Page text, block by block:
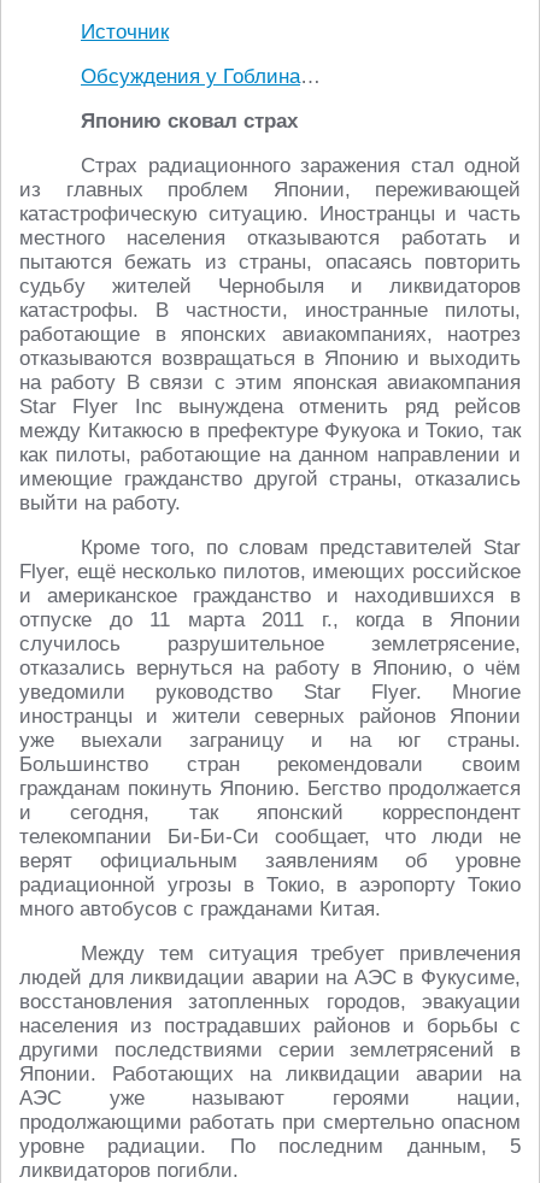
Источник
Обсуждения у Гоблина…
Японию сковал страх
Страх радиационного заражения стал одной
из главных проблем Японии, переживающей
катастрофическую ситуацию. Иностранцы и часть
местного населения отказываются работать и
пытаются бежать из страны, опасаясь повторить
судьбу жителей Чернобыля и ликвидаторов
катастрофы. В частности, иностранные пилоты,
работающие в японских авиакомпаниях, наотрез
отказываются возвращаться в Японию и выходить
на работу В связи с этим японская авиакомпания
Star Flyer Inc вынуждена отменить ряд рейсов
между Китакюсю в префектуре Фукуока и Токио, так
как пилоты, работающие на данном направлении и
имеющие гражданство другой страны, отказались
выйти на работу.
Кроме того, по словам представителей Star
Flyer, ещё несколько пилотов, имеющих российское
и американское гражданство и находившихся в
отпуске до 11 марта 2011 г., когда в Японии
случилось разрушительное землетрясение,
отказались вернуться на работу в Японию, о чём
уведомили руководство Star Flyer. Многие
иностранцы и жители северных районов Японии
уже выехали заграницу и на юг страны.
Большинство стран рекомендовали своим
гражданам покинуть Японию. Бегство продолжается
и сегодня, так японский корреспондент
телекомпании Би-Би-Си сообщает, что люди не
верят официальным заявлениям об уровне
радиационной угрозы в Токио, в аэропорту Токио
много автобусов с гражданами Китая.
Между тем ситуация требует привлечения
людей для ликвидации аварии на АЭС в Фукусиме,
восстановления затопленных городов, эвакуации
населения из пострадавших районов и борьбы с
другими последствиями серии землетрясений в
Японии. Работающих на ликвидации аварии на
АЭС уже называют героями нации,
продолжающими работать при смертельно опасном
уровне радиации. По последним данным, 5
ликвидаторов погибли.